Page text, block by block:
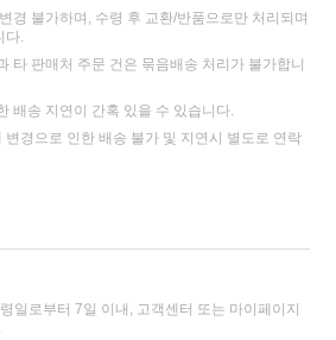
경 불가하며, 수령 후 교환/반품으로만 처리되며
.
타 판매처 주문 건은 묶음배송 처리가 불가합니
배송 지연이 간혹 있을 수 있습니다.
변경으로 인한 배송 불가 및 지연시 별도로 연락
일로부터 7일 이내, 고객센터 또는 마이페이지